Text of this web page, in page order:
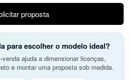
proposta
para escolher o modelo ideal?
venda ajuda a dimensionar licenças,
e montar uma proposta sob medida.